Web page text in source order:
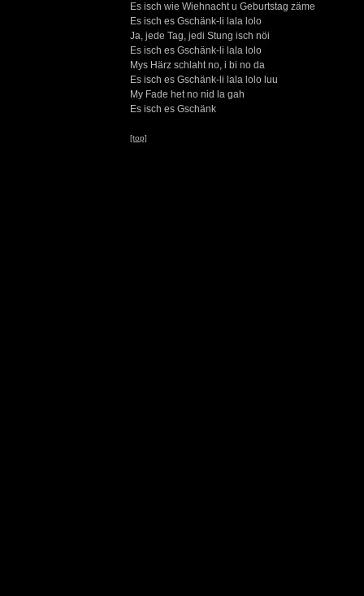
Es isch wie Wiehnacht u Geburtstag zäme
Es isch es Gschänk-li lala lolo
Ja, jede Tag, jedi Stung isch nöi
Es isch es Gschänk-li lala lolo
Mys Härz schlaht no, i bi no da
Es isch es Gschänk-li lala lolo luu
My Fade het no nid la gah
Es isch es Gschänk
[top]